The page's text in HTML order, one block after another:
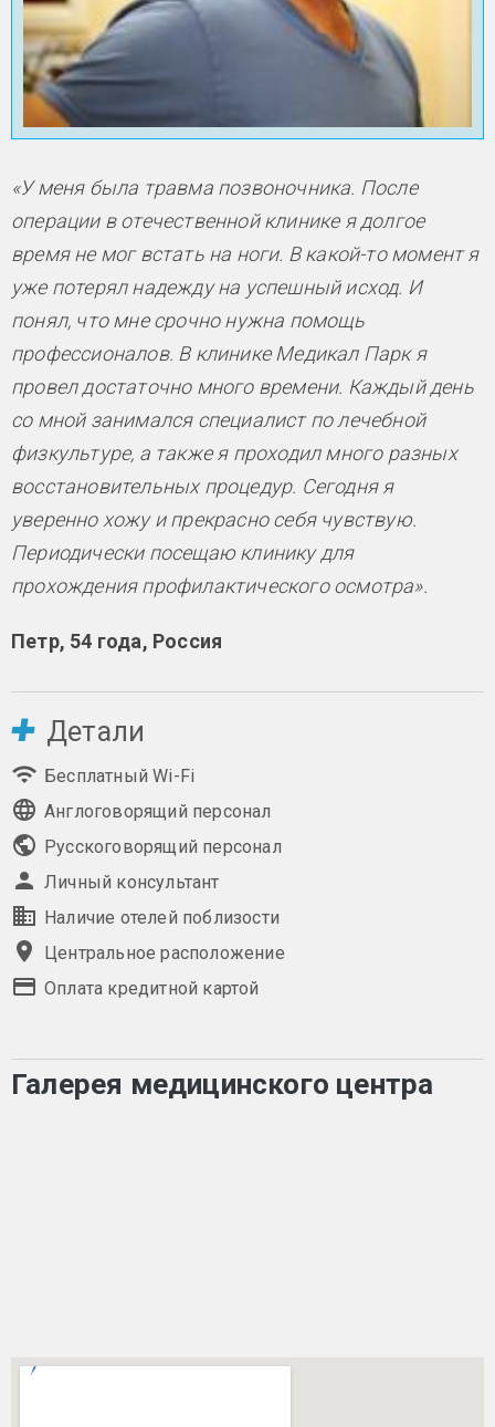
«У меня была травма позвоночника. После
операции в отечественной клинике я долгое
время не мог встать на ноги. В какой-то момент я
уже потерял надежду на успешный исход. И
понял, что мне срочно нужна помощь
профессионалов. В клинике Медикал Парк я
провел достаточно много времени. Каждый день
со мной занимался специалист по лечебной
физкультуре, а также я проходил много разных
восстановительных процедур. Сегодня я
уверенно хожу и прекрасно себя чувствую.
Периодически посещаю клинику для
прохождения профилактического осмотра».
Петр, 54 года, Россия
Детали
Бесплатный Wi-Fi
Англоговорящий персонал
Русскоговорящий персонал
Личный консультант
Наличие отелей поблизости
Центральное расположение
Оплата кредитной картой
Галерея медицинского центра